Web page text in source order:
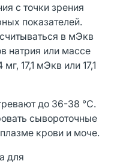
с точки зрения
показателей.
в мЭкв
натрия или массе
17,1 мЭкв или 17,1
до 36-38 °С.
сывороточные
крови и моче.
для